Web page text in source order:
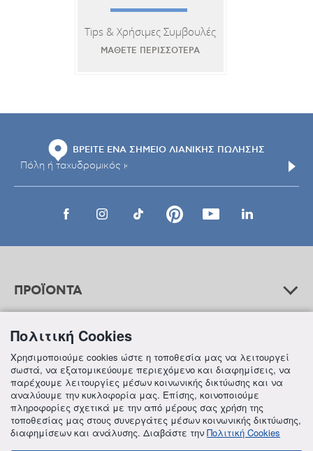
Tips & Χρήσιμες Συμβουλές
ΜΑΘΕΤΕ ΠΕΡΙΣΣΟΤΕΡΑ
ΒΡΕΙΤΕ ΕΝΑ ΣΗΜΕΙΟ ΛΙΑΝΙΚΗΣ ΠΩΛΗΣΗΣ
ΠΡΟΪΟΝΤΑ
ΒΟΗΘΕΙΑ
ΠΛΗΡΟΦΟΡΙΕΣ
Πολιτική Cookies
Χρησιμοποιούμε cookies ώστε η τοποθεσία μας να λειτουργεί
σωστά, να εξατομικεύουμε περιεχόμενο και διαφημίσεις, να
παρέχουμε λειτουργίες μέσων κοινωνικής δικτύωσης και να
αναλύουμε την κυκλοφορία μας. Επίσης, κοινοποιούμε
πληροφορίες σχετικά με την από μέρους σας χρήση της
τοποθεσίας μας στους συνεργάτες μέσων κοινωνικής δικτύωσης,
διαφημίσεων και ανάλυσης. Διαβάστε την Πολιτική Cookies